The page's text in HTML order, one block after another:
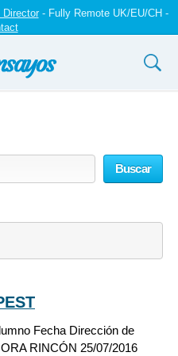
Director- Fully Remote UK/EU/CH -
Buscar
Fecha Dirección de
RINCÓN 25/07/2016